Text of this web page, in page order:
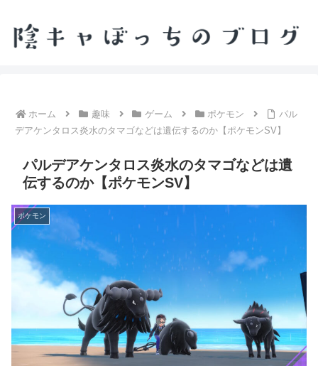
ホーム 趣味 ゲーム ポケモン
パル
デアケンタロス炎水のタマゴなどは遺伝するのか【ポケモンSV】
パルデアケンタロス炎水のタマゴなどは遺
伝するのか【ポケモンSV】
ポケモン